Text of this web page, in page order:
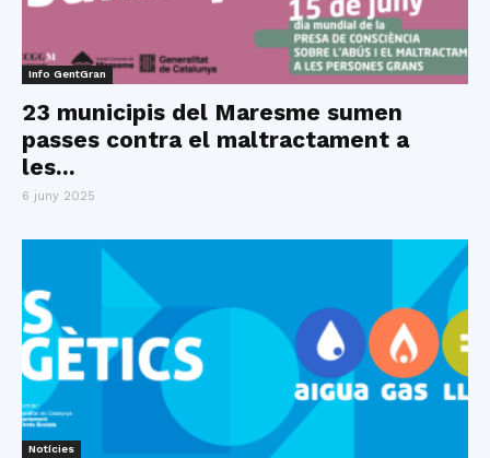
Info GentGran
23 municipis del Maresme sumen
passes contra el maltractament a
les...
6 juny 2025
Notícies